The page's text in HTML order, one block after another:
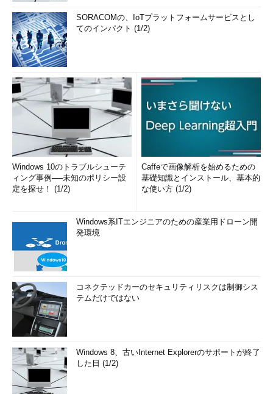
SORACOMの、IoTプラットフォームサービスとし
てのインパクト (1/2)
Windows 10のトラブルシューテ
ィング事例──未知のポリシー設
定を探せ！ (1/2)
Caffeで画像解析を始めるための
基礎知識とインストール、基本的
な使い方 (1/2)
Windows系ITエンジニアのための産業用ドローン開
発環境
コネクテッドカーのセキュリティリスクは制御シス
テムだけではない
Windows 8、古いInternet Explorerのサポートが終了
した日 (1/2)